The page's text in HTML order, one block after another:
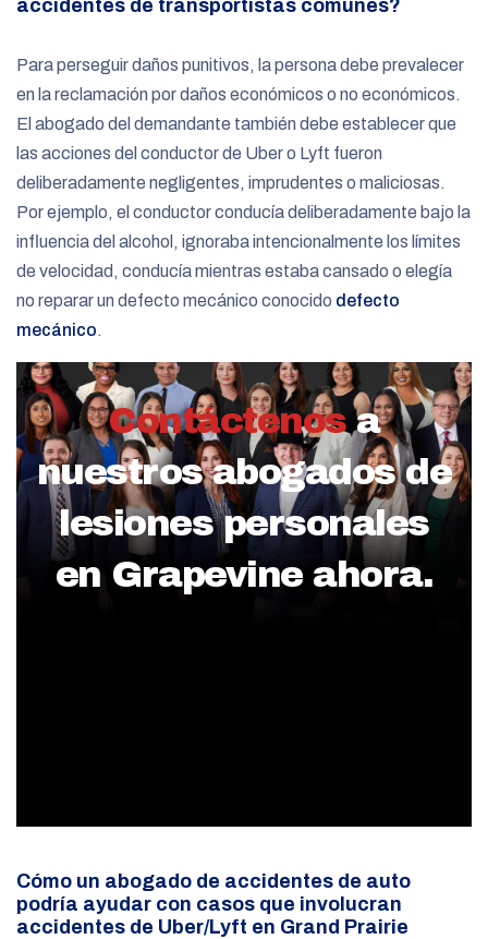
accidentes de transportistas comunes?
Para perseguir daños punitivos, la persona debe prevalecer
en la reclamación por daños económicos o no económicos.
El abogado del demandante también debe establecer que
las acciones del conductor de Uber o Lyft fueron
deliberadamente negligentes, imprudentes o maliciosas.
Por ejemplo, el conductor conducía deliberadamente bajo la
influencia del alcohol, ignoraba intencionalmente los límites
de velocidad, conducía mientras estaba cansado o elegía
no reparar un defecto mecánico conocido defecto
mecánico.
Contáctenos a
nuestros abogados de
lesiones personales
en Grapevine ahora.
Cómo un abogado de accidentes de auto
podría ayudar con casos que involucran
accidentes de Uber/Lyft en Grand Prairie